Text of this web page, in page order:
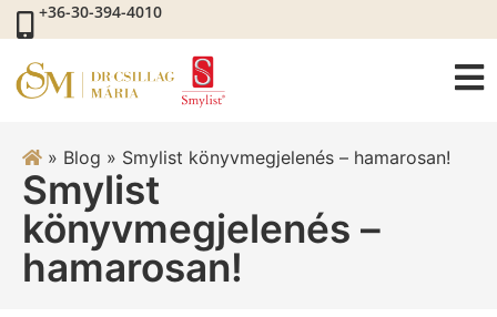
+36-30-394-4010
» Blog » Smylist könyvmegjelenés – hamarosan!
Smylist
könyvmegjelenés –
hamarosan!